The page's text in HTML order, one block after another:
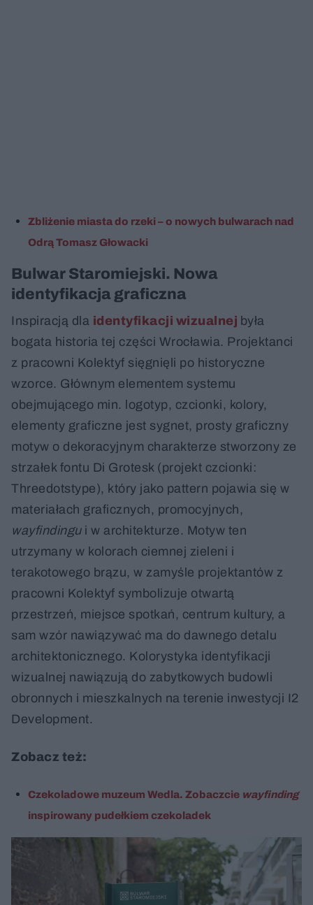
Zbliżenie miasta do rzeki – o nowych bulwarach nad
Odrą Tomasz Głowacki
Bulwar Staromiejski. Nowa
identyfikacja graficzna
Inspiracją dla identyfikacji wizualnej była
bogata historia tej części Wrocławia. Projektanci
z pracowni Kolektyf sięgnięli po historyczne
wzorce. Głównym elementem systemu
obejmującego min. logotyp, czcionki, kolory,
elementy graficzne jest sygnet, prosty graficzny
motyw o dekoracyjnym charakterze stworzony ze
strzałek fontu Di Grotesk (projekt czcionki:
Threedotstype), który jako pattern pojawia się w
materiałach graficznych, promocyjnych,
wayfindingui w architekturze. Motyw ten
utrzymany w kolorach ciemnej zieleni i
terakotowego brązu, w zamyśle projektantów z
pracowni Kolektyf symbolizuje otwartą
przestrzeń, miejsce spotkań, centrum kultury, a
sam wzór nawiązywać ma do dawnego detalu
architektonicznego. Kolorystyka identyfikacji
wizualnej nawiązują do zabytkowych budowli
obronnych i mieszkalnych na terenie inwestycji I2
Development.
Zobacz też:
Czekoladowe muzeum Wedla. Zobaczcie wayfinding
inspirowany pudełkiem czekoladek